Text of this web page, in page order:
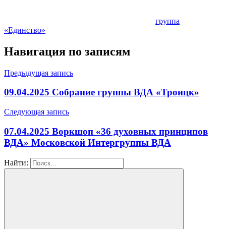
группа
«Единство»
Навигация по записям
Предыдущая запись
09.04.2025 Собрание группы ВДА «Троицк»
Следующая запись
07.04.2025 Воркшоп «36 духовных принципов
ВДА» Московской Интергруппы ВДА
Найти: